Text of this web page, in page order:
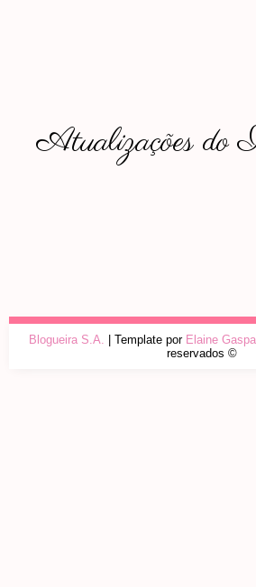
Atualizações do
Blogueira S.A. | Template por Elaine
reservados ©